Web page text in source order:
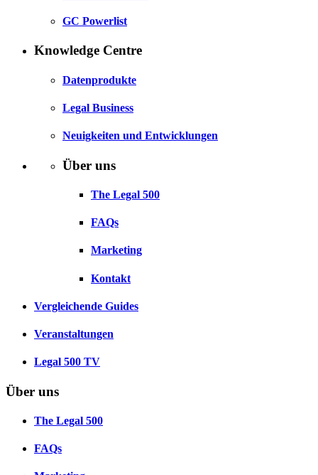
GC Powerlist
Knowledge Centre
Datenprodukte
Legal Business
Neuigkeiten und Entwicklungen
Über uns
The Legal 500
FAQs
Marketing
Kontakt
Vergleichende Guides
Veranstaltungen
Legal 500 TV
Über uns
The Legal 500
FAQs